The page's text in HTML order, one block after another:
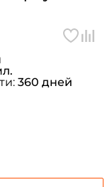
360 дней